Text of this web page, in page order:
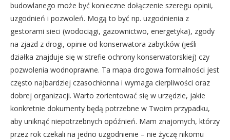
budowlanego może być konieczne dołączenie szeregu opinii,
uzgodnień i pozwoleń. Mogą to być np. uzgodnienia z
gestorami sieci (wodociągi, gazownictwo, energetyka), zgody
na zjazd z drogi, opinie od konserwatora zabytków (jeśli
działka znajduje się w strefie ochrony konserwatorskiej) czy
pozwolenia wodnoprawne. Ta mapa drogowa formalności jest
często najbardziej czasochłonna i wymaga cierpliwości oraz
dobrej organizacji. Warto zorientować się w urzędzie, jakie
konkretnie dokumenty będą potrzebne w Twoim przypadku,
aby uniknąć niepotrzebnych opóźnień. Mam znajomych, którzy
przez rok czekali na jedno uzgodnienie – nie życzę nikomu